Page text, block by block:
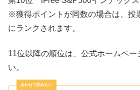
※獲得ポイントが同数の場合は、投
にランクされます。
11位以降の順位は、公式ホームペー
い。